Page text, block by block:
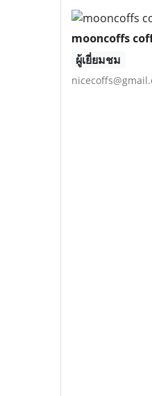
mooncoffs
ผู้เยี่ยมชม